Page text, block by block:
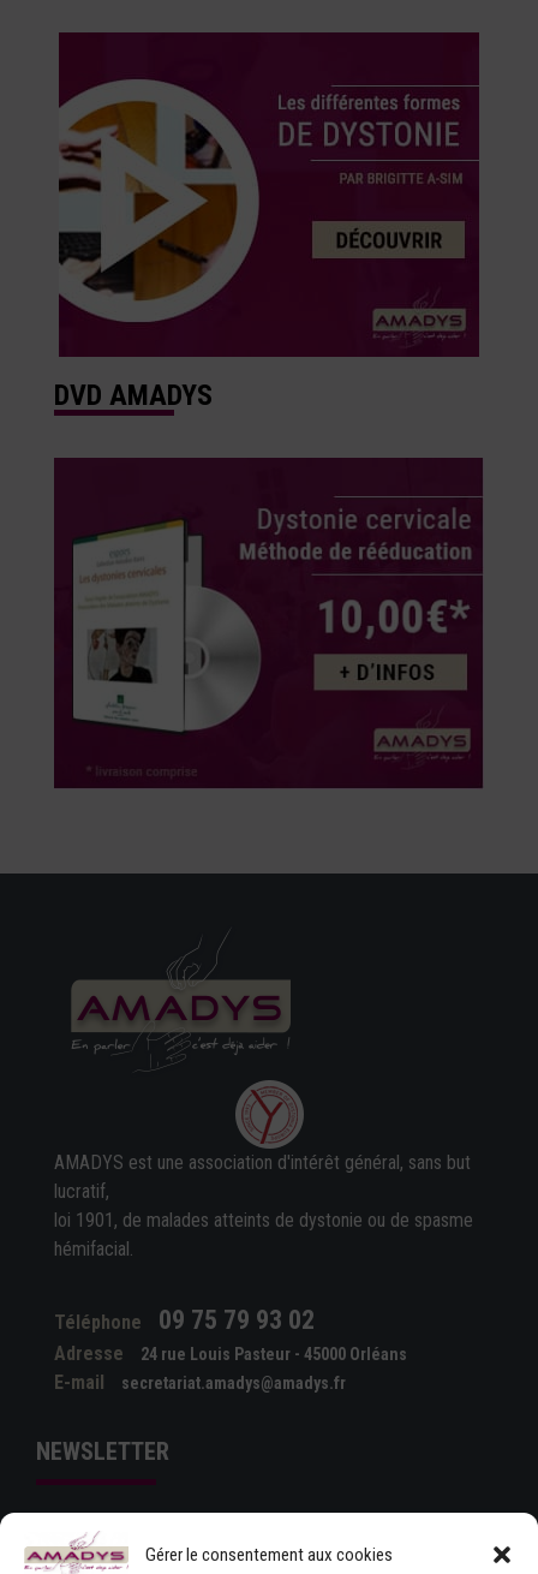
Gérer le consentement aux cookies
DVD AMADYS
AMADYS est une association d'intérêt général, sans but
lucratif,
loi 1901, de malades atteints de dystonie ou de spasme
hémifacial.
Téléphone 09 75 79 93 02
Adresse 24 rue Louis Pasteur - 45000 Orléans
E-mail secretariat.amadys@amadys.fr
NEWSLETTER